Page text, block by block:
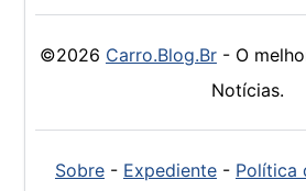
©2026 Carro.Blog.Br- O
Notícias.
Sobre- Expediente- Política